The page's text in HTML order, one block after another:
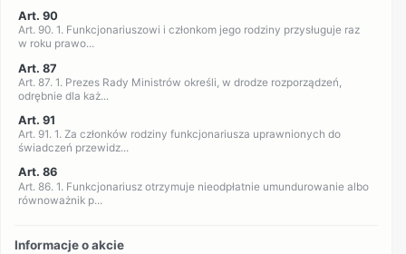
Art. 90
Art. 90. 1. Funkcjonariuszowi i członkom jego rodziny przysługuje raz
w roku prawo...
Art. 87
Art. 87. 1. Prezes Rady Ministrów określi, w drodze rozporządzeń,
odrębnie dla każ...
Art. 91
Art. 91. 1. Za członków rodziny funkcjonariusza uprawnionych do
świadczeń przewidz...
Art. 86
Art. 86. 1. Funkcjonariusz otrzymuje nieodpłatnie umundurowanie albo
równoważnik p...
Informacje o akcie